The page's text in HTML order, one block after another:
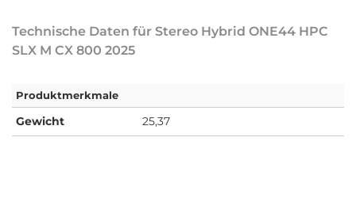
Technische Daten für Stereo Hybrid ONE44 HPC
SLX M CX 800 2025
Produktmerkmale
Gewicht 25,37